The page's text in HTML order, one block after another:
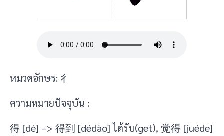
หมวดอักษร: 彳
ความหมายปัจจุบัน :
得 [dé] –> 得到 [dédào] ได้รับ(get), 觉得 [juéde]